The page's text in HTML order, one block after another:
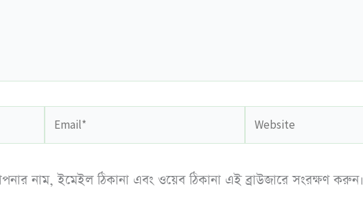
নাম, ইমেইল ঠিকানা এবং ওয়েব ঠিকানা এই ব্রাউজারে সংরক্ষণ করুন।